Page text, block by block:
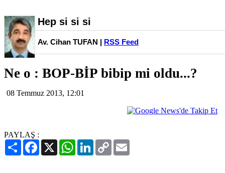
Hep si si si
Av. Cihan TUFAN | RSS Feed
Ne o : BOP-BİP bibip mi oldu...?
08 Temmuz 2013, 12:01
PAYLAŞ :
PaylaşFacebook
X WhatsAppLinkedIn
Copy
Link